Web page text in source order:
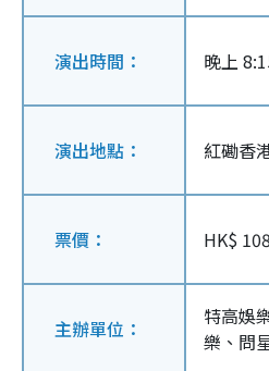
演出時間： 晚上
演出地點： 紅磡香
票價： HK$
主辦單位：
特高娛
樂、問